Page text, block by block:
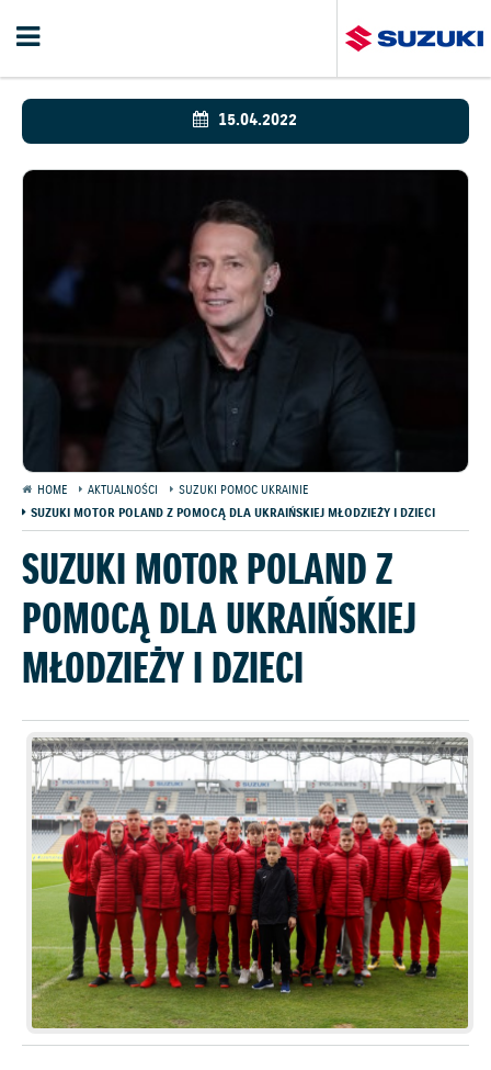
15.04.2022
HOME AKTUALNOŚCI
SUZUKI POMOC UKRAINIE
SUZUKI MOTOR POLAND Z POMOCĄ DLA UKRAIŃSKIEJ MŁODZIEŻY I DZIECI
SUZUKI MOTOR POLAND Z
POMOCĄ DLA UKRAIŃSKIEJ
MŁODZIEŻY I DZIECI